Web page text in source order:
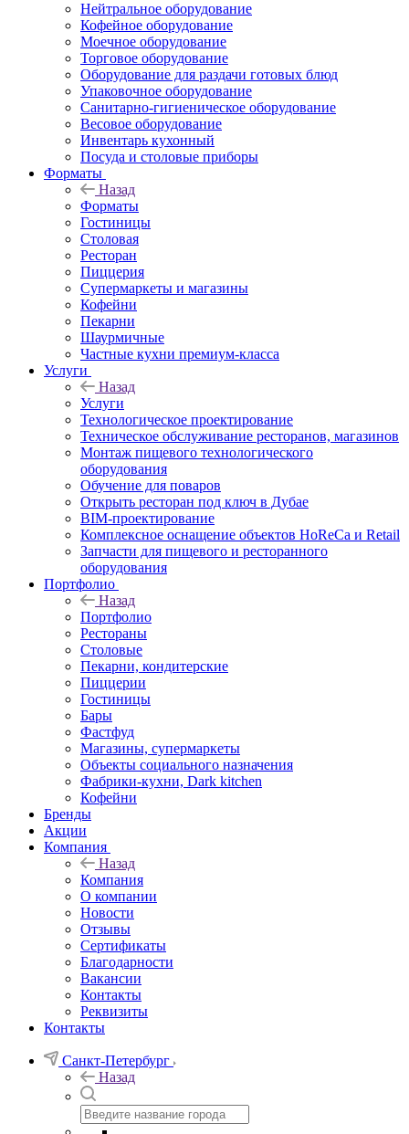
Нейтральное оборудование
Кофейное оборудование
Моечное оборудование
Торговое оборудование
Оборудование для раздачи готовых блюд
Упаковочное оборудование
Санитарно-гигиеническое оборудование
Весовое оборудование
Инвентарь кухонный
Посуда и столовые приборы
Форматы
Назад
Форматы
Гостиницы
Столовая
Ресторан
Пиццерия
Супермаркеты и магазины
Кофейни
Пекарни
Шаурмичные
Частные кухни премиум-класса
Услуги
Назад
Услуги
Технологическое проектирование
Техническое обслуживание ресторанов, магазинов
Монтаж пищевого технологического
оборудования
Обучение для поваров
Открыть ресторан под ключ в Дубае
BIM-проектирование
Комплексное оснащение объектов HoReCa и Retail
Запчасти для пищевого и ресторанного
оборудования
Портфолио
Назад
Портфолио
Рестораны
Столовые
Пекарни, кондитерские
Пиццерии
Гостиницы
Бары
Фастфуд
Магазины, супермаркеты
Объекты социального назначения
Фабрики-кухни, Dark kitchen
Кофейни
Бренды
Акции
Компания
Назад
Компания
О компании
Новости
Отзывы
Сертификаты
Благодарности
Вакансии
Контакты
Реквизиты
Контакты
Санкт-Петербург
Назад